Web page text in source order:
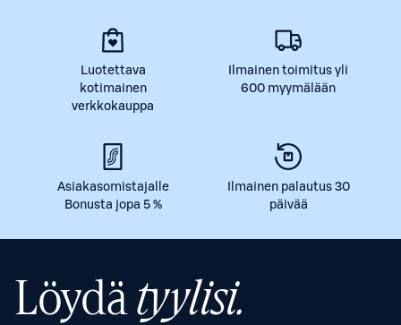
Luotettava
kotimainen
verkkokauppa
Ilmainen toimitus yli
600 myymälään
Asiakasomistajalle
Bonusta jopa 5 %
Ilmainen palautus 30
päivää
Löydätyylisi.